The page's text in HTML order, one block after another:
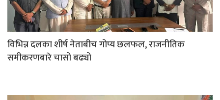
विभिन्न दलका शीर्ष नेताबीच गोप्य छलफल, राजनीतिक
समीकरणबारे चासो बढ्यो